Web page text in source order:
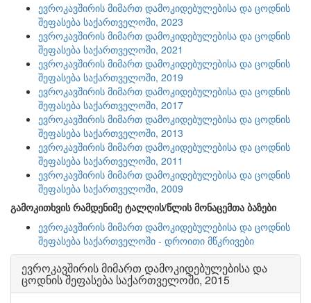
ევროკავშირის მიმართ დამოკიდებულებისა და ცოდნის
შეფასება საქართველოში, 2023
ევროკავშირის მიმართ დამოკიდებულებისა და ცოდნის
შეფასება საქართველოში, 2021
ევროკავშირის მიმართ დამოკიდებულებისა და ცოდნის
შეფასება საქართველოში, 2019
ევროკავშირის მიმართ დამოკიდებულებისა და ცოდნის
შეფასება საქართველოში, 2017
ევროკავშირის მიმართ დამოკიდებულებისა და ცოდნის
შეფასება საქართველოში, 2013
ევროკავშირის მიმართ დამოკიდებულებისა და ცოდნის
შეფასება საქართველოში, 2011
ევროკავშირის მიმართ დამოკიდებულებისა და ცოდნის
შეფასება საქართველოში, 2009
გამოკითხვის რამდენიმე ტალღის/წლის მონაცემთა ბაზები
ევროკავშირის მიმართ დამოკიდებულებისა და ცოდნის
შეფასება საქართველოში - დროითი მწკრივები
ევროკავშირის მიმართ დამოკიდებულებისა და
ცოდნის შეფასება საქართველოში, 2015